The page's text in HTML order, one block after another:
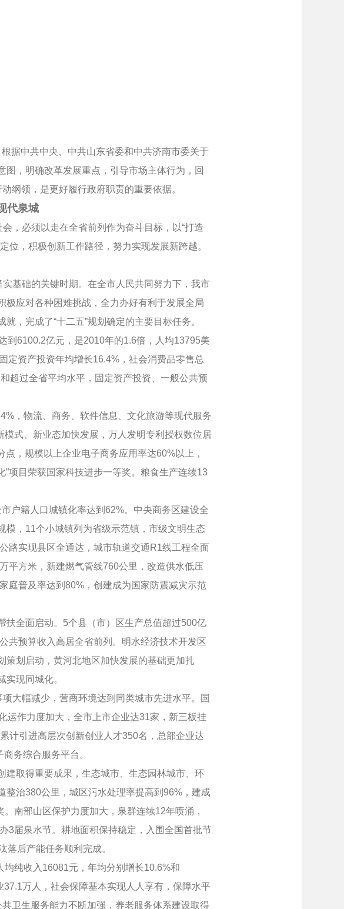
中共中央、中共山东省委和中共济南市委关于
，明确改革发展重点，引导市场主体行为，回
纲领，是更好履行政府职责的重要依据。
代泉城
，必须以走在全省前列作为奋斗目标，以“打造
位，积极创新工作路径，努力实现发展新跨越。
基础的关键时期。在全市人民共同努力下，我市
应对各种困难挑战，全力办好有利于发展全局
，完成了“十二五”规划确定的主要目标任务。
6100.2亿元，是2010年的1.6倍，人均13795美
定资产投资年均增长16.4%，社会消费品零售总
超过全省平均水平，固定资产投资、一般公共预
，物流、商务、软件信息、文化旅游等现代服务
式、新业态加快发展，万人发明专利授权数位居
，规模以上企业电子商务应用率达60%以上，
”项目荣获国家科技进步一等奖。粮食生产连续13
籍人口城镇化率达到62%。中央商务区建设全
，11个小城镇列为省级示范镇，市级文明生态
路实现县区全通达，城市轨道交通R1线工程全面
平方米，新建燃气管线760公里，改造供水低压
庭普及率达到80%，创建成为国家防震减灾示范
全面启动。5个县（市）区生产总值超过500亿
共预算收入高居全省前列。明水经济技术开发区
策划启动，黄河北地区加快发展的基础更加扎
现同城化。
大幅减少，营商环境达到同类城市先进水平。国
运作力度加大，全市上市企业达31家，新三板挂
计引进高层次创新创业人才350名，总部企业达
务综合服务平台。
取得重要成果，生态城市、生态园林城市、环
治380公里，城区污水处理率提高到96%，建成
南部山区保护力度加大，泉群连续12年喷涌，
3届泉水节。耕地面积保持稳定，入围全国首批节
后产能任务顺利完成。
纯收入16081元，年均分别增长10.6%和
万人，社会保障基本实现人人享有，保障水平
卫生服务能力不断加强，养老服务体系建设取得